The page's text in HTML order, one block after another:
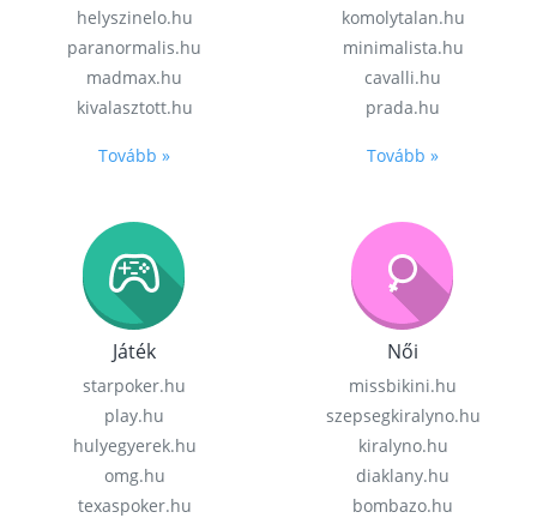
helyszinelo.hu
paranormalis.hu
madmax.hu
kivalasztott.hu
Tovább »
komolytalan.hu
minimalista.hu
cavalli.hu
prada.hu
Tovább »
Játék
starpoker.hu
play.hu
hulyegyerek.hu
omg.hu
texaspoker.hu
Női
missbikini.hu
szepsegkiralyno.hu
kiralyno.hu
diaklany.hu
bombazo.hu